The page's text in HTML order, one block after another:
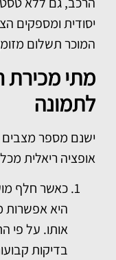
יסודית ומספקים
המוכר תשלום
מתי
לתמונה
ישנם מספר
אופציה ריאלית
כאשר חלף
היא
אותו. על פי
בדיקות